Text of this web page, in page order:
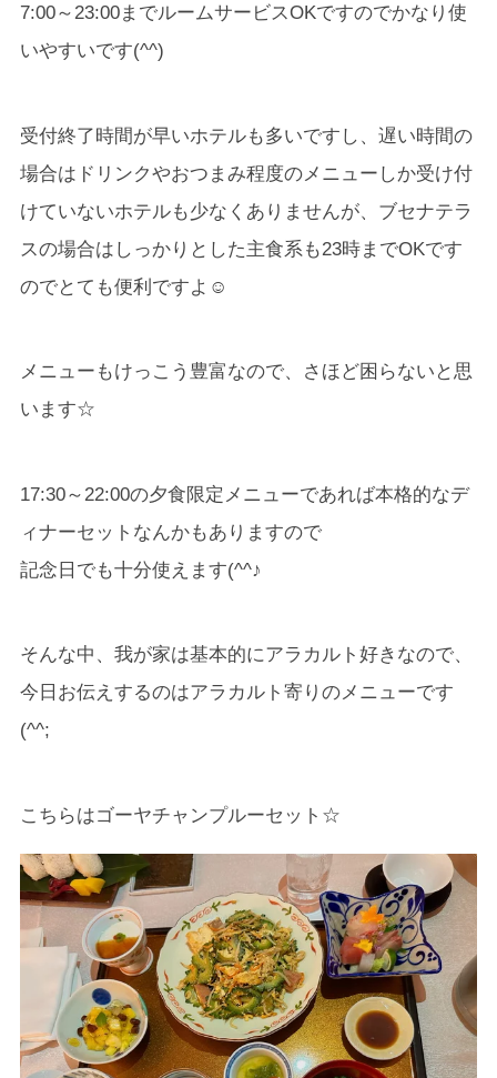
7:00～23:00までルームサービスOKですのでかなり使
いやすいです(^^)
受付終了時間が早いホテルも多いですし、遅い時間の
場合はドリンクやおつまみ程度のメニューしか受け付
けていないホテルも少なくありませんが、ブセナテラ
スの場合はしっかりとした主食系も23時までOKです
のでとても便利ですよ☺
メニューもけっこう豊富なので、さほど困らないと思
います☆
17:30～22:00の夕食限定メニューであれば本格的なデ
ィナーセットなんかもありますので
記念日でも十分使えます(^^♪
そんな中、我が家は基本的にアラカルト好きなので、
今日お伝えするのはアラカルト寄りのメニューです
(^^;
こちらはゴーヤチャンプルーセット☆